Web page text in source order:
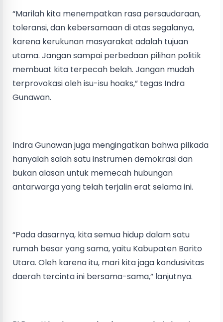
“Marilah kita menempatkan rasa persaudaraan,
toleransi, dan kebersamaan di atas segalanya,
karena kerukunan masyarakat adalah tujuan
utama. Jangan sampai perbedaan pilihan politik
membuat kita terpecah belah. Jangan mudah
terprovokasi oleh isu-isu hoaks,” tegas Indra
Gunawan.
Indra Gunawan juga mengingatkan bahwa pilkada
hanyalah salah satu instrumen demokrasi dan
bukan alasan untuk memecah hubungan
antarwarga yang telah terjalin erat selama ini.
“Pada dasarnya, kita semua hidup dalam satu
rumah besar yang sama, yaitu Kabupaten Barito
Utara. Oleh karena itu, mari kita jaga kondusivitas
daerah tercinta ini bersama-sama,” lanjutnya.